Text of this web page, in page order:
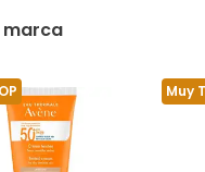
marca
Muy